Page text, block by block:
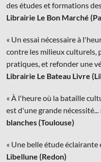
des études et formations
Librairie Le Bon Marché
« Un essai nécessaire à
contre les milieux culturels,
pratiques, et refonder une
Librairie Le Bateau Livre
« À l'heure où la bataille
est d'une grande nécessité...
blanches (Toulouse)
« Une belle étude éclairante
Libellune (Redon)